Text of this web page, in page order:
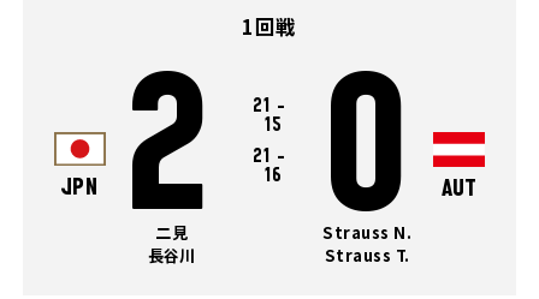
1回戦
JPN 2 21 -
15
21 -
16
0 AUT
二見
長谷川
Strauss N.
Strauss T.